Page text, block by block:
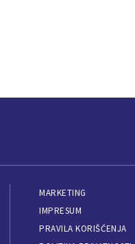
MARKETING
IMPRESUM
PRAVILA KORIŠĆENJA